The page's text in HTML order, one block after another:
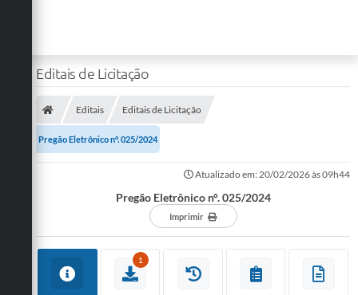
Editais de Licitação
Editais Editais de Licitação
Pregão Eletrônico n°. 025/2024
Atualizado em: 20/02/2026 às 09h44
Pregão Eletrônico n°. 025/2024
Imprimir
1